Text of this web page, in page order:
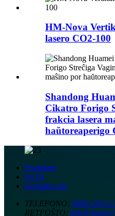
HM-Nova
lasero CO2-100
Shandong
Cikatro Forigo
frakcia lasera
haŭtoreaperigo
Produktoj
Pri Ni
Kontaktu nin
TELEFONO: 0086-536-
RETPOŜTO: